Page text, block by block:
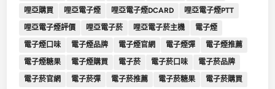
哩亞購買
哩亞電子煙 哩亞電子煙DCARD
哩亞電子煙PTT
哩亞電子煙評價
哩亞電子菸 哩亞電子菸主機
電子煙
電子煙口味
電子煙品牌 電子煙官網 電子煙彈
電子煙推薦
電子煙糖果
電子煙購買 電子菸 電子菸口味
電子菸品牌
電子菸官網
電子菸彈 電子菸推薦 電子菸糖果 電子菸購買